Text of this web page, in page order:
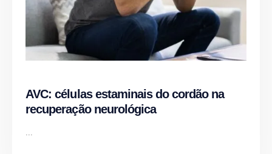
AVC: células estaminais do cordão na
recuperação neurológica
...